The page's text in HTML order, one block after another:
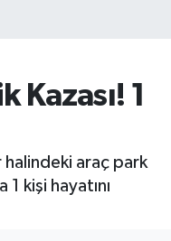
Kazası! 1
halindeki araç park
kişi hayatını